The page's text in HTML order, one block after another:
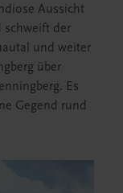
Aussicht
schweift der
und weiter
über
Es
Gegend rund